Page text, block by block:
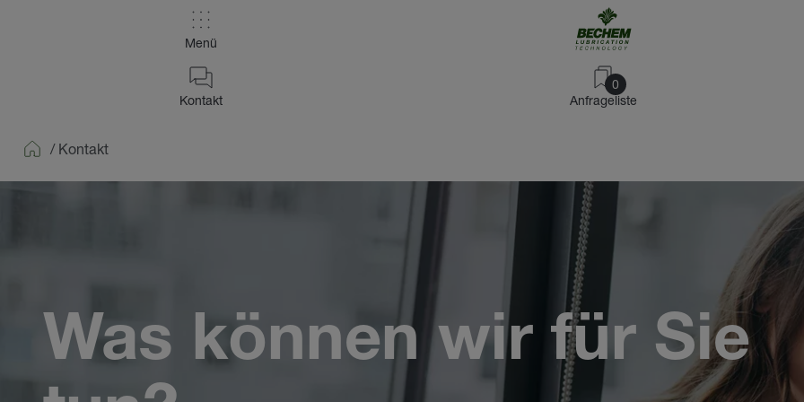
Menü
0
Anfrageliste
Kontakt
/ Kontakt
Was können wir für Sie